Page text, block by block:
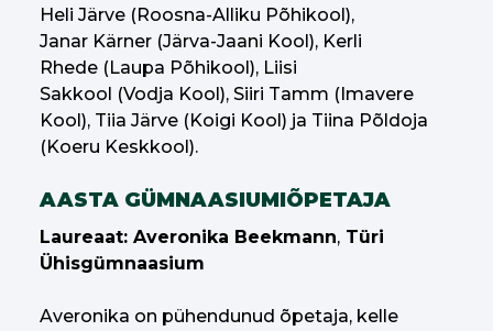
Heli Järve (Roosna-Alliku Põhikool),
Janar Kärner (Järva-Jaani Kool), Kerli
Rhede (Laupa Põhikool), Liisi
Sakkool (Vodja Kool), Siiri Tamm (Imavere
Kool), Tiia Järve (Koigi Kool) ja Tiina Põldoja
(Koeru Keskkool).
AASTA GÜMNAASIUMIÕPETAJA
Laureaat: Averonika Beekmann, Türi
Ühisgümnaasium
Averonika on pühendunud õpetaja, kelle